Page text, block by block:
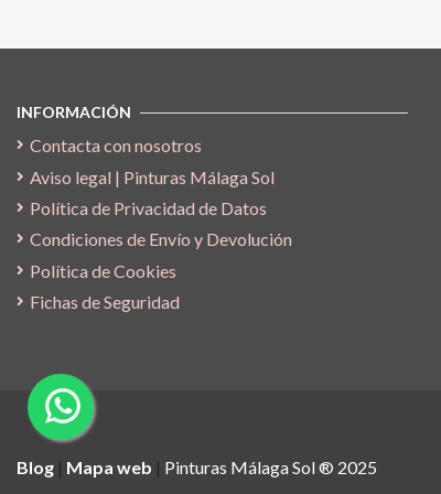
INFORMACIÓN
Contacta con nosotros
Aviso legal | Pinturas Málaga Sol
Política de Privacidad de Datos
Condiciones de Envío y Devolución
Política de Cookies
Fichas de Seguridad
Blog | Mapa web | Pinturas Málaga Sol ® 2025